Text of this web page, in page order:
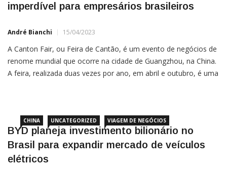
imperdível para empresários brasileiros
André Bianchi 15/04/2023
A Canton Fair, ou Feira de Cantão, é um evento de negócios de
renome mundial que ocorre na cidade de Guangzhou, na China.
A feira, realizada duas vezes por ano, em abril e outubro, é uma
CHINA UNCATEGORIZED VIAGEM DE NEGÓCIOS
BYD planeja investimento bilionário no
Brasil para expandir mercado de veículos
elétricos